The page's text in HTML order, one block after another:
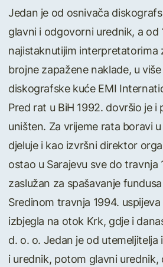
Jedan je od osnivača
glavni i odgovorni urednik, a
najistaknutijim interpretatorima
brojne zapažene naklade, u
diskografske kuće EMI
Pred rat u BiH 1992. dovršio je
uništen. Za vrijeme rata boravi
djeluje i kao izvršni direktor
ostao u Sarajevu sve do
zaslužan za spašavanje
Sredinom travnja 1994.
izbjegla na otok Krk, gdje i
d. o. o. Jedan je od
i urednik, potom glavni